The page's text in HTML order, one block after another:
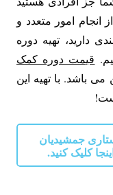
انجام امور متعدد و
دارید، تهیه دوره
قیمت دوره کمک
هزار تومن می باشد. با تهیه این
جمشیدیان